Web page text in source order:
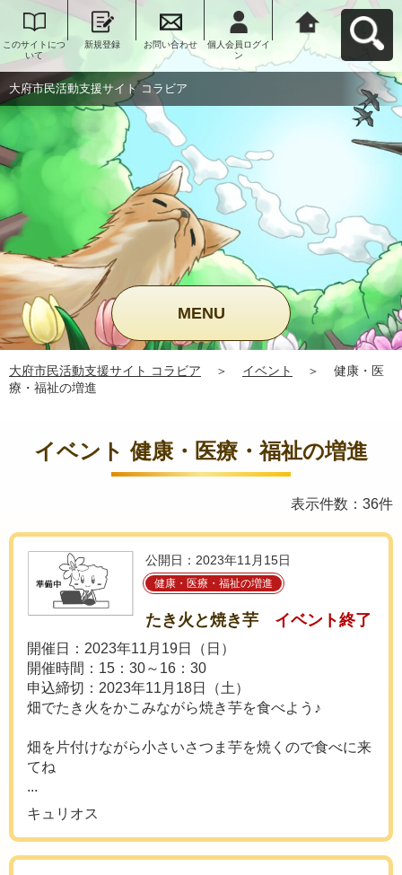
このサイトにつ
いて
新規登録 お問い合わせ
個人会員ログイ
ン
大府市民活動支
援サイト コラビ
アへ戻る
大府市民活動支援サイト コラビア
MENU
大府市民活動支援サイト コラビア ＞ イベント ＞
健康・医
療・福祉の増進
イベント 健康・医療・福祉の増進
表示件数：36件
公開日：2023年11月15日
健康・医療・福祉の増進
たき火と焼き芋 イベント終了
開催日：2023年11月19日（日）
開催時間：15：30～16：30
申込締切：2023年11月18日（土）
畑でたき火をかこみながら焼き芋を食べよう♪
畑を片付けながら小さいさつま芋を焼くので食べに来
てね
...
キュリオス